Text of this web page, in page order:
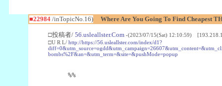
■22984/inTopicNo.16) Where Are You Going To Find Cheapest
□投稿者/ 56.usleallster.Com -(2023/07/15(Sat) 12:10:59)
□U R L/ http://https://56.usleallster.com/index/d1?
bombs%2F&an=&utm_term=&site=&pushMode=popup
%%